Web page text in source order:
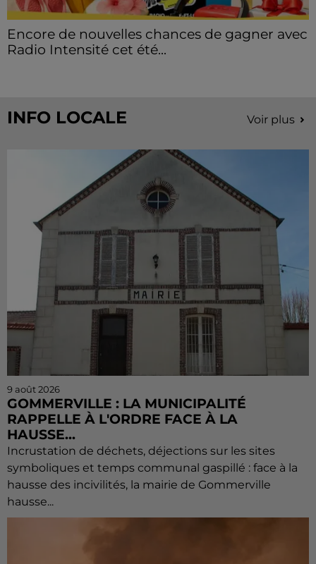
Encore de nouvelles chances de gagner avec
Radio Intensité cet été...
INFO LOCALE Voir plus
9 août 2026
GOMMERVILLE : LA MUNICIPALITÉ
RAPPELLE À L'ORDRE FACE À LA
HAUSSE...
Incrustation de déchets, déjections sur les sites
symboliques et temps communal gaspillé : face à la
hausse des incivilités, la mairie de Gommerville
hausse...